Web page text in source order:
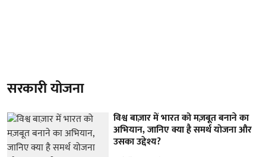
सरकारी योजना
विश्व बाज़ार में भारत को मज़बूत बनाने का
अभियान, जानिए क्या है समर्थ योजना और
उसका उद्देश्य?